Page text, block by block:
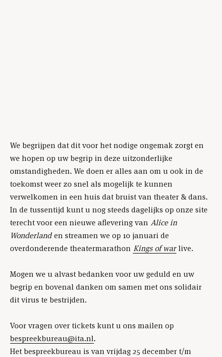
We begrijpen dat dit voor het nodige ongemak zorgt en
we hopen op uw begrip in deze uitzonderlijke
omstandigheden. We doen er alles aan om u ook in de
toekomst weer zo snel als mogelijk te kunnen
verwelkomen in een huis dat bruist van theater & dans.
In de tussentijd kunt u nog steeds dagelijks op onze site
terecht voor een nieuwe aflevering van Alice in
Wonderland en streamen we op 10 januari de
overdonderende theatermarathon Kings of war live.
Mogen we u alvast bedanken voor uw geduld en uw
begrip en bovenal danken om samen met ons solidair
dit virus te bestrijden.
Voor vragen over tickets kunt u ons mailen op
bespreekbureau@ita.nl.
Het bespreekbureau is van vrijdag 25 december t/m